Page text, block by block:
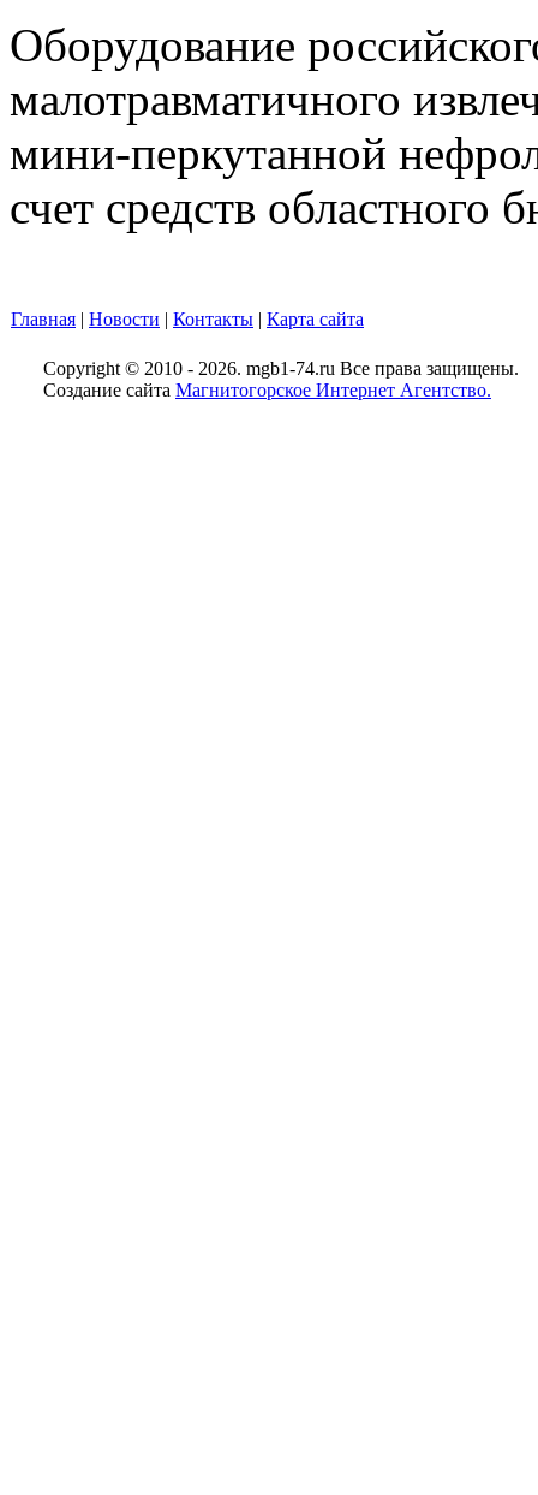
Оборудование
малотравматичного
мини-перкутанной
счет средств областного
Главная | Новости | Контакты | Карта сайта
Copyright © 2010 - 2026. mgb1-74.ru Все права защищены.
Создание сайта Магнитогорское Интернет Агентство.